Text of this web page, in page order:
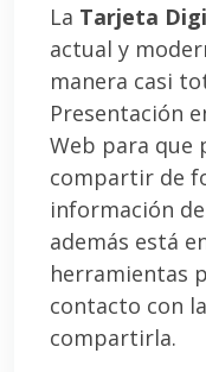
La Tarjeta
actual y
manera casi
Presentación
Web para que
compartir de
información
además está
herramientas
contacto con
compartirla.